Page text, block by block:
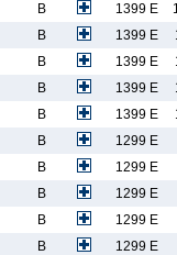
B 1399 E
B 1399 E
B 1399 E
B 1399 E
B 1399 E
B
1299 E
B
1299 E
B
1299 E
B
1299 E
B 1299 E